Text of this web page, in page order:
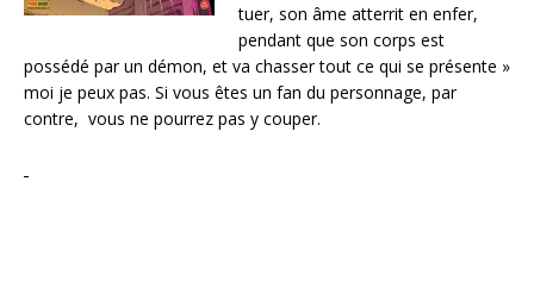
tuer, son âme atterrit en enfer,
pendant que son corps est
possédé par un démon, et va chasser tout ce qui se présente »
moi je peux pas. Si vous êtes un fan du personnage, par
contre, vous ne pourrez pas y couper.